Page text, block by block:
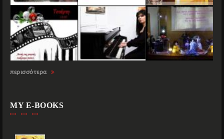
περισσότερα
MY E-BOOKS